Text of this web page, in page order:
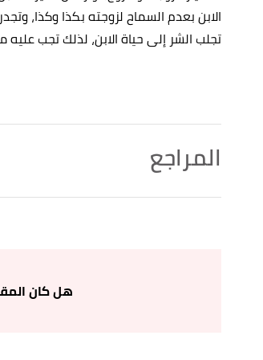
الابن بعدم السماح لزوجته بكذا وكذا،
تجلب الشر إلى حياة الابن، لذلك تجب
المراجع
"حدود وجوب طاعة الوالدين"،
هل كان